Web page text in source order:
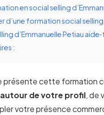
en social selling
d’une formation social selling
d’Emmanuelle Petiau
:
présente cette formation
autour de votre profil, de
votre présence